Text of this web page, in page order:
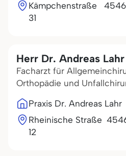
Kämpchenstraße
31
Herr Dr. Andreas Lahr
Facharzt für
Orthopädie und
Praxis Dr. Andreas Lahr
Rheinische Straße
12